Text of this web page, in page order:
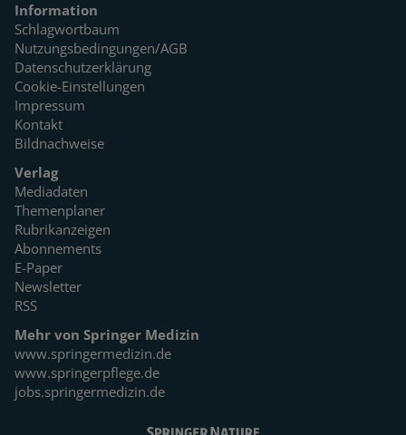
Information
Schlagwortbaum
Nutzungsbedingungen/AGB
Datenschutzerklärung
Cookie-Einstellungen
Impressum
Kontakt
Bildnachweise
Verlag
Mediadaten
Themenplaner
Rubrikanzeigen
Abonnements
E-Paper
Newsletter
RSS
Mehr von Springer Medizin
www.springermedizin.de
www.springerpflege.de
jobs.springermedizin.de